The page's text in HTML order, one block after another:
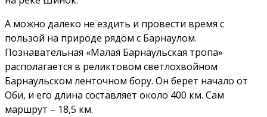
А можно далеко не ездить и провести время с
пользой на природе рядом с Барнаулом.
Познавательная «Малая Барнаульская тропа»
располагается в реликтовом светлохвойном
Барнаульском ленточном бору. Он берет начало от
Оби, и его длина составляет около 400 км. Сам
маршрут – 18,5 км.